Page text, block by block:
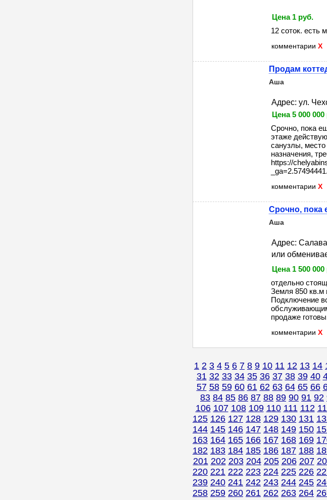
Цена 1 руб.
12 соток. есть
комментарии X
Продам
Аша
Адрес: ул.
Цена 5 000 000
Срочно, пока
этаже
санузлы,
назначения,
https://
комментарии X
Срочно, пока
Аша
Адрес:
или
Цена 1 500 000
отдельно
Земля 850 кв.м
Подключение
продаже
комментарии X
1 2 3 4 5 6 7 8 9 10 11 12 13 14
31 32 33 34 35 36 37 38 39 40
57 58 59 60 61 62 63 64 65 66
83 84 85 86 87 88 89 90 91 92
106 107 108 109 110 111 112
125 126 127 128 129 130 131
144 145 146 147 148 149 150
163 164 165 166 167 168 169
182 183 184 185 186 187 188
201 202 203 204 205 206 207
220 221 222 223 224 225 226
239 240 241 242 243 244 245
258 259 260 261 262 263 264